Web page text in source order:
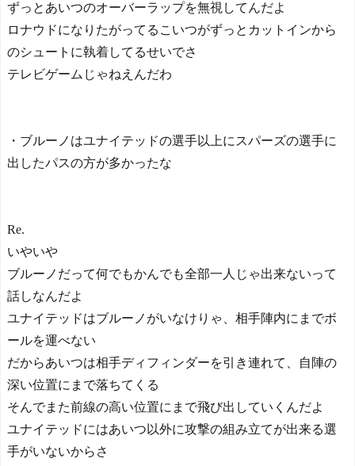
ずっとあいつのオーバーラップを無視してんだよ
ロナウドになりたがってるこいつがずっとカットインから
のシュートに執着してるせいでさ
テレビゲームじゃねえんだわ
・ブルーノはユナイテッドの選手以上にスパーズの選手に
出したパスの方が多かったな
Re.
いやいや
ブルーノだって何でもかんでも全部一人じゃ出来ないって
話しなんだよ
ユナイテッドはブルーノがいなけりゃ、相手陣内にまでボ
ールを運べない
だからあいつは相手ディフィンダーを引き連れて、自陣の
深い位置にまで落ちてくる
そんでまた前線の高い位置にまで飛び出していくんだよ
ユナイテッドにはあいつ以外に攻撃の組み立てが出来る選
手がいないからさ